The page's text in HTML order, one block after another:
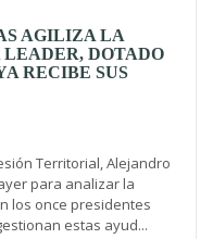
AGILIZA LA
DOTADO
RECIBE SUS
Territorial, Alejandro
para analizar la
los once presidentes
estas ayud...